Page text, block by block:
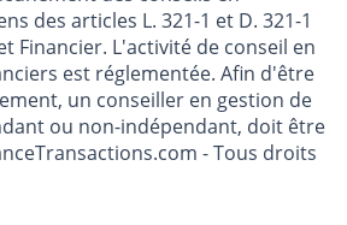
publiés sur le guide de
des conseils en
des articles L. 321-1 et D. 321-1
Financier. L'activité de conseil en
est réglementée. Afin d'être
un conseiller en gestion de
ou non-indépendant, doit être